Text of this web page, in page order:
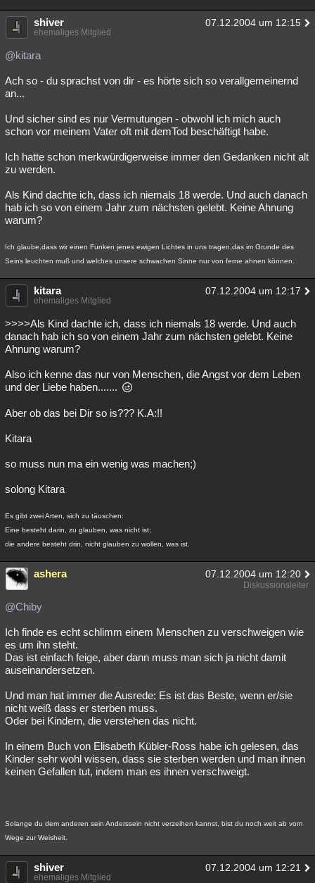
shiver 07.12.2004 um 12:15
ehemaliges Mitglied
@kitara
Ach so - du sprachst von dir - es hörte sich so verallgemeinernd
an...
Und sicher sind es nur Vermutungen - obwohl ich mich auch
schon vor meinem Vater oft mit demTod beschäftigt habe.
Ich hatte schon merkwürdigerweise immer den Gedanken nicht alt
zu werden.
Als Kind dachte ich, dass ich niemals 18 werde. Und auch danach
hab ich so von einem Jahr zum nächsten gelebt. Keine Ahnung
warum?
Ich glaube,dass wir einen Funken jenes ewigen Lichtes in uns tragen,das im Grunde des
Seins leuchten muß und welches unsere schwachen Sinne nur von ferne ahnen können.
kitara 07.12.2004 um 12:17
ehemaliges Mitglied
>>>>Als Kind dachte ich, dass ich niemals 18 werde. Und auch
danach hab ich so von einem Jahr zum nächsten gelebt. Keine
Ahnung warum?
Also ich kenne das nur von Menschen, die Angst vor dem Leben
und der Liebe haben.......
Aber ob das bei Dir so is??? K.A:!!
Kitara
so muss nun ma ein wenig was machen;)
solong Kitara
Es gibt zwei Arten, sich zu täuschen:
Eine besteht darin, zu glauben, was nicht ist;
die andere besteht drin, nicht glauben zu wollen, was ist.
ashera 07.12.2004 um 12:20
Diskussionsleiter
@Chiby
Ich finde es echt schlimm einem Menschen zu verschweigen wie
es um ihn steht.
Das ist einfach feige, aber dann muss man sich ja nicht damit
auseinandersetzen.
Und man hat immer die Ausrede: Es ist das Beste, wenn er/sie
nicht weiß dass er sterben muss.
Oder bei Kindern, die verstehen das nicht.
In einem Buch von Elisabeth Kübler-Ross habe ich gelesen, das
Kinder sehr wohl wissen, dass sie sterben werden und man ihnen
keinen Gefallen tut, indem man es ihnen verschweigt.
Solange du dem anderen sein Anderssein nicht verzeihen kannst, bist du noch weit ab vom
Wege zur Weisheit.
shiver 07.12.2004 um 12:21
ehemaliges Mitglied